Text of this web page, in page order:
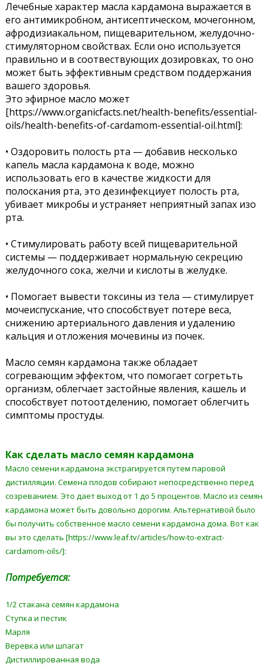
Лечебные характер масла кардамона выражается в
его антимикробном, антисептическом, мочегонном,
афродизиакальном, пищеварительном, желудочно-
стимуляторном свойствах. Если оно используется
правильно и в соотвествующих дозировках, то оно
может быть эффективным средством поддержания
вашего здоровья.
Это эфирное масло может
[https://www.organicfacts.net/health-benefits/essential-
oils/health-benefits-of-cardamom-essential-oil.html]:
• Оздоровить полость рта — добавив несколько
капель масла кардамона к воде, можно
использовать его в качестве жидкости для
полоскания рта, это дезинфекциует полость рта,
убивает микробы и устраняет неприятный запах изо
рта.
• Стимулировать работу всей пищеварительной
системы — поддерживает нормальную секрецию
желудочного сока, желчи и кислоты в желудке.
• Помогает вывести токсины из тела — стимулирует
мочеиспускание, что способствует потере веса,
снижению артериального давления и удалению
кальция и отложения мочевины из почек.
Масло семян кардамона также обладает
согревающим эффектом, что помогает согретьть
организм, облегчает застойные явления, кашель и
способствует потоотделению, помогает облегчить
симптомы простуды.
Как сделать масло семян кардамона
Масло семени кардамона экстрагируется путем паровой
дистилляции. Семена плодов собирают непосредственно перед
созреванием. Это дает выход от 1 до 5 процентов. Масло из семян
кардамона может быть довольно дорогим. Альтернативой было
бы получить собственное масло семени кардамона дома. Вот как
вы это сделать [https://www.leaf.tv/articles/how-to-extract-
cardamom-oils/]:
Потребуется:
1/2 стакана семян кардамона
Ступка и пестик
Марля
Веревка или шпагат
Дистиллированная вода